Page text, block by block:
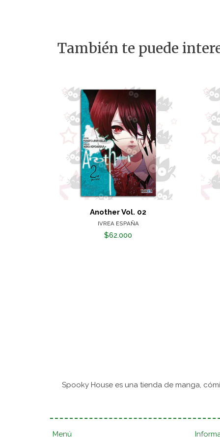
También te puede
Another Vol. 02
IVREA ESPAÑA
$62.000
Spooky House es una tienda de manga,
Menú